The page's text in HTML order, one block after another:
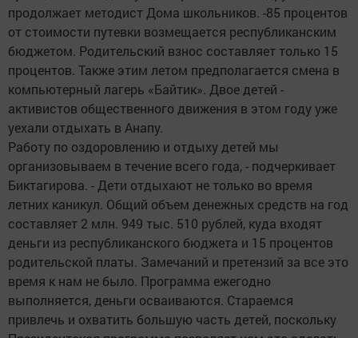
продолжает методист Дома школьников. -85 процентов
от стоимости путевки возмещается республиканским
бюджетом. Родительский взнос составляет только 15
процентов. Также этим летом предполагается смена в
компьютерный лагерь «Байтик». Двое детей -
активистов общественного движения в этом году уже
уехали отдыхать в Анапу.
Работу по оздоровлению и отдыху детей мы
организовываем в течение всего года, - подчеркивает
Биктагирова. - Дети отдыхают не только во время
летних каникул. Общий объем денежных средств на год
составляет 2 млн. 949 тыс. 510 рублей, куда входят
деньги из республиканского бюджета и 15 процентов
родительской платы. Замечаний и претензий за все это
время к нам не было. Программа ежегодно
выполняется, деньги осваиваются. Стараемся
привлечь и охватить большую часть детей, поскольку